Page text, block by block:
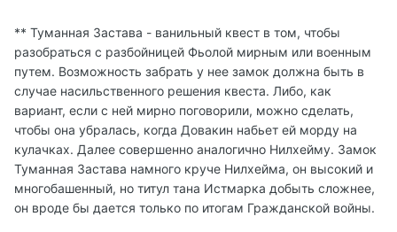
** Туманная Застава - ванильный квест в том, чтобы
разобраться с разбойницей Фьолой мирным или военным
путем. Возможность забрать у нее замок должна быть в
случае насильственного решения квеста. Либо, как
вариант, если с ней мирно поговорили, можно сделать,
чтобы она убралась, когда Довакин набьет ей морду на
кулачках. Далее совершенно аналогично Нилхейму. Замок
Туманная Застава намного круче Нилхейма, он высокий и
многобашенный, но титул тана Истмарка добыть сложнее,
он вроде бы дается только по итогам Гражданской войны.